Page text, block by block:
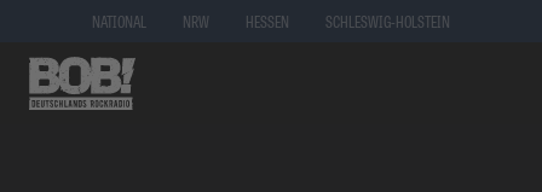
NATIONAL NRW HESSEN SCHLESWIG-HOLSTEIN